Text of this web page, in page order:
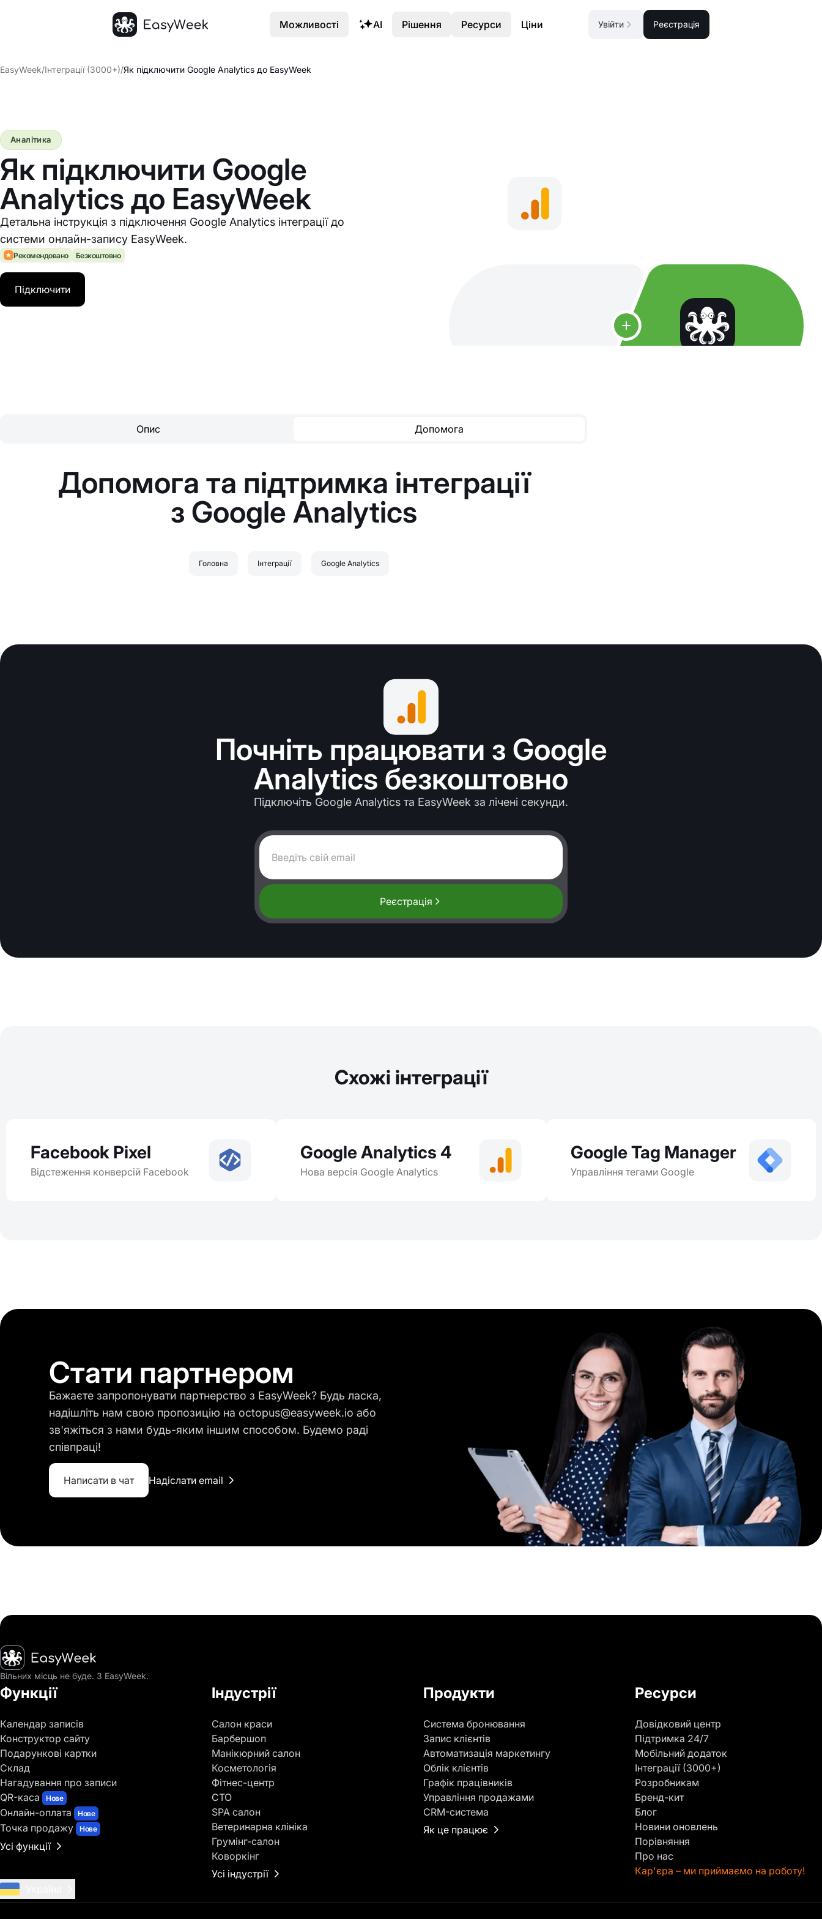
EasyWeek/Інтеграції (3000+)/Як підключити Google Analytics до EasyWeek
Як підключити Google
Analytics до EasyWeek
Детальна інструкція з підключення Google Analytics інтеграції до
системи онлайн-запису EasyWeek.
Аналітика
Рекомендовано Безкоштовно
Підключити
Опис Допомога
Допомога та підтримка інтеграції
з Google Analytics
Головна Інтеграції Google Analytics
Почніть працювати з Google
Analytics безкоштовно
Підключіть Google Analytics та EasyWeek за лічені секунди.
Реєстрація
Схожі інтеграції
Facebook Pixel
Відстеження конверсій Facebook
Google Analytics 4
Нова версія Google Analytics
Google Tag Manager
Управління тегами Google
Стати партнером
Бажаєте запропонувати партнерство з EasyWeek? Будь ласка,
надішліть нам свою пропозицію на octopus@easyweek.io або
зв'яжіться з нами будь-яким іншим способом. Будемо раді
співпраці!
Написати в чат Надіслати email
Можливості AI Рішення Ресурси Ціни Увійти Реєстрація
Головна
Вільних місць не буде. З EasyWeek.
Функції
Календар записів
Конструктор сайту
Подарункові картки
Склад
Нагадування про записи
QR-каса
Нове
Онлайн-оплата Нове
Точка продажу Нове
Усі функції
Індустрії
Салон краси
Барбершоп
Манікюрний салон
Косметологія
Фітнес-центр
СТО
SPA салон
Ветеринарна клініка
Грумінг-салон
Коворкінг
Усі індустрії
Продукти
Система бронювання
Запис клієнтів
Автоматизація маркетингу
Облік клієнтів
Графік працівників
Управління продажами
CRM-система
Як це працює
Ресурси
Довідковий центр
Підтримка 24/7
Мобільний додаток
Інтеграції (3000+)
Розробникам
Бренд-кит
Блог
Новини оновлень
Порівняння
Про нас
Кар'єра – ми приймаємо на роботу!